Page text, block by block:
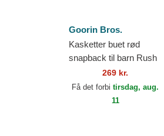
Goorin Bros.
Kasketter buet rød
snapback til barn Rush
Wild The Farm Goorin
Bros.
269 kr.
Få det forbitirsdag, aug.
11